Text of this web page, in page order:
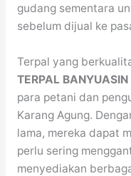
gudang sementara
sebelum dijual ke
Terpal yang
TERPAL BANYUASIN
para petani dan
Karang Agung.
lama, mereka dapat
perlu sering
menyediakan